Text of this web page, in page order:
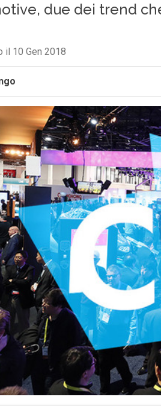
due dei trend
il 10 Gen 2018